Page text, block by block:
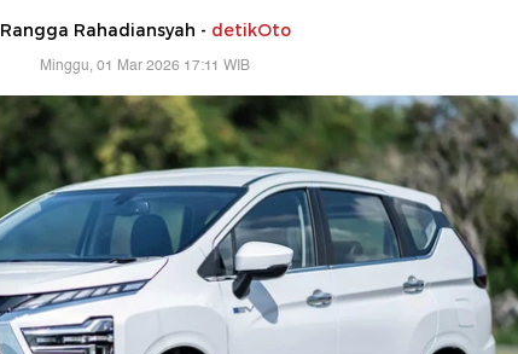
Rangga Rahadiansyah - detikOto
Minggu, 01 Mar 2026 17:11 WIB